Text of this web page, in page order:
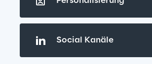
Social Kanäle